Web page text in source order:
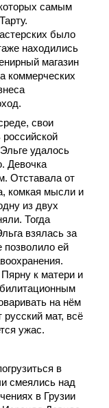
самым
было
находились
магазин
коммерческих
свои
удалось
Девочка
Отставала от
комкая мысли и
из двух
Тогда
взялась за
позволило ей
к матери и
на нём
мат, всё
ужас.
в
смеялись над
в Грузии